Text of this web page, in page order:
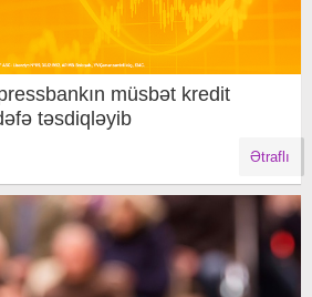
müsbət kredit
təsdiqləyib
Ətraflı